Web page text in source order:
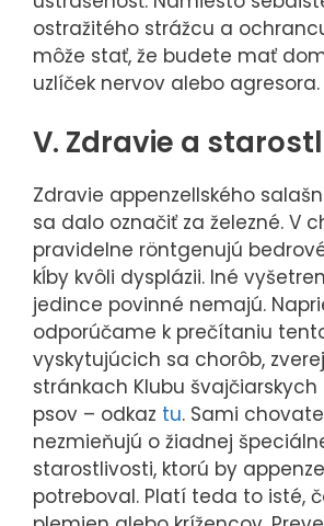
ostražitého strážcu a
môže stať, že budete mať
uzlíček nervov alebo agresora.
V. Zdravie a
Zdravie appenzellského
sa dalo označiť za železné. V
pravidelne röntgenujú
kĺby kvôli dysplázii. Iné
jedince povinné nemajú.
odporúčame k prečítaniu
vyskytujúcich sa chorôb,
stránkach Klubu
psov – odkaz tu. Sami
nezmieňujú o žiadnej
starostlivosti, ktorú by
potreboval. Platí teda to isté,